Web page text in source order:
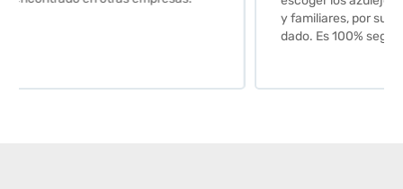
y familiares, por su calidad y la confianza que nos han